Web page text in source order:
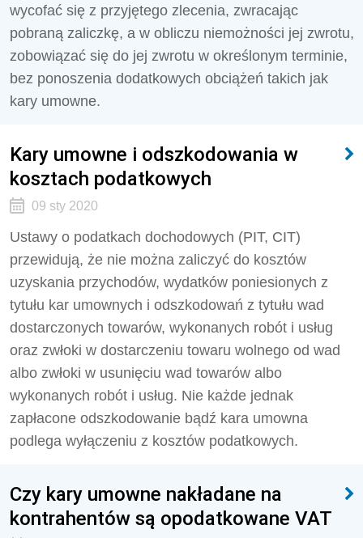
wycofać się z przyjętego zlecenia, zwracając
pobraną zaliczkę, a w obliczu niemożności jej zwrotu,
zobowiązać się do jej zwrotu w określonym terminie,
bez ponoszenia dodatkowych obciążeń takich jak
kary umowne.
Kary umowne i odszkodowania w
kosztach podatkowych
09 sty 2020
Ustawy o podatkach dochodowych (PIT, CIT)
przewidują, że nie można zaliczyć do kosztów
uzyskania przychodów, wydatków poniesionych z
tytułu kar umownych i odszkodowań z tytułu wad
dostarczonych towarów, wykonanych robót i usług
oraz zwłoki w dostarczeniu towaru wolnego od wad
albo zwłoki w usunięciu wad towarów albo
wykonanych robót i usług. Nie każde jednak
zapłacone odszkodowanie bądź kara umowna
podlega wyłączeniu z kosztów podatkowych.
Czy kary umowne nakładane na
kontrahentów są opodatkowane VAT